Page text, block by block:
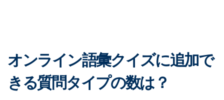
オンライン語彙クイズに追加で
きる質問タイプの数は？